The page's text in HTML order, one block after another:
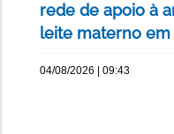
rede de apoio à
leite materno em
04/08/2026 | 09:43